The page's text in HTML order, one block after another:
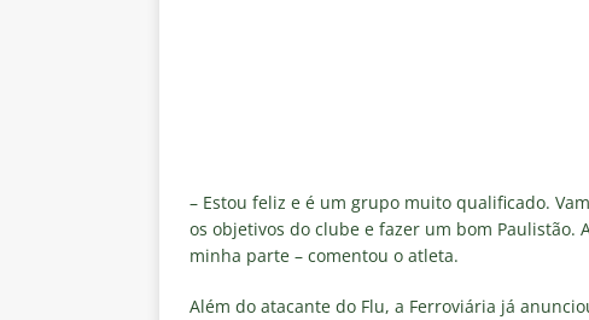
– Estou feliz e é um grupo muito qualificado.
os objetivos do clube e fazer um bom Paulistão.
minha parte – comentou o atleta.
Além do atacante do Flu, a Ferroviária já